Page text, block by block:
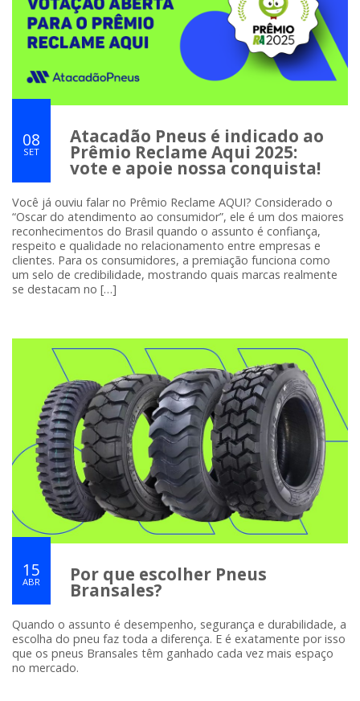
08
SET
Atacadão Pneus é indicado ao
Prêmio Reclame Aqui 2025:
vote e apoie nossa conquista!
Você já ouviu falar no Prêmio Reclame AQUI? Considerado o
“Oscar do atendimento ao consumidor”, ele é um dos maiores
reconhecimentos do Brasil quando o assunto é confiança,
respeito e qualidade no relacionamento entre empresas e
clientes. Para os consumidores, a premiação funciona como
um selo de credibilidade, mostrando quais marcas realmente
se destacam no […]
15
ABR Por que escolher Pneus
Bransales?
Quando o assunto é desempenho, segurança e durabilidade, a
escolha do pneu faz toda a diferença. E é exatamente por isso
que os pneus Bransales têm ganhado cada vez mais espaço
no mercado.